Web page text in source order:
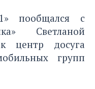
пообщался с
Светланой
центр досуга
групп